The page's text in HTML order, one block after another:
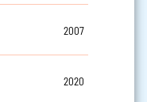
2007
2020